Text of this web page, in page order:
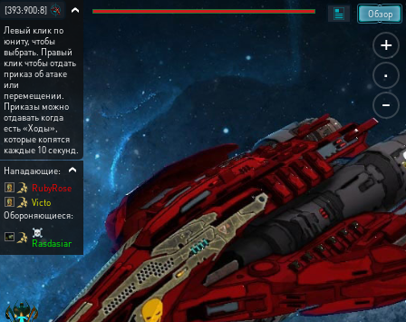
+
.
-
Обзор
[393:900:8]
Левый клик по
юниту, чтобы
выбрать. Правый
клик чтобы отдать
приказ об атаке
или
перемещении.
Приказы можно
отдавать когда
есть «Ходы»,
которые копятся
каждые 10 секунд.
Нападающие:
RubyRose
Victo
Обороняющиеся:
☠
Rasdasiar